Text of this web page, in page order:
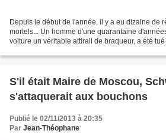
Depuis le début de l'année, il y a eu dizaine de
mortels... Un homme d'une quarantaine
voiture un véritable attirail de braqueur, a été
S'il était Maire de Moscou,
s'attaquerait aux bouchons
Publié le 02/11/2013 à 20:35
Par Jean-Théophane